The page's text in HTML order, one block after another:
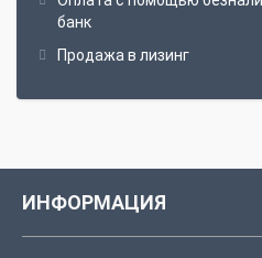
банк
Продажа в лизинг
ИНФОРМАЦИЯ